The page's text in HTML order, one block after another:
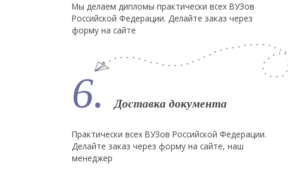
Мы делаем дипломы практически всех ВУЗов
Российской Федерации. Делайте заказ через
форму на сайте
6. Доставка документа
Практически всех ВУЗов Российской Федерации.
Делайте заказ через форму на сайте, наш
менеджер